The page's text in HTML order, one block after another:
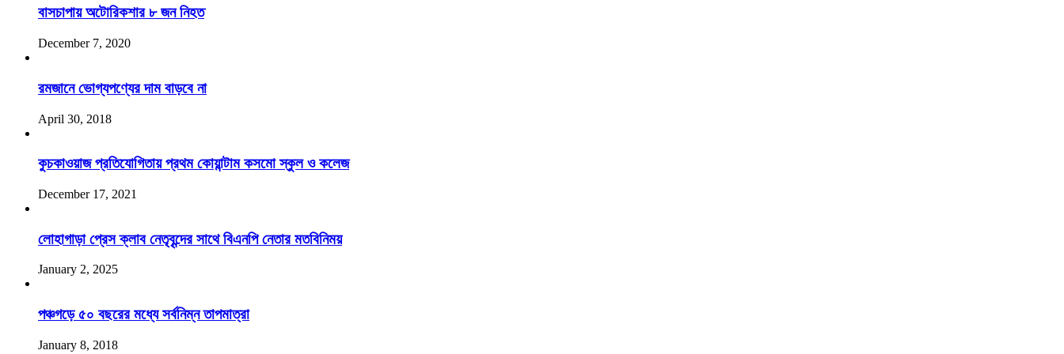
বাসচাপায় অটোরিকশার ৮ জন নিহত
December 7, 2020
রমজানে ভোগ্যপণ্যের দাম বাড়বে না
April 30, 2018
কুচকাওয়াজ প্রতিযোগিতায় প্রথম কোয়ান্টাম কসমো স্কুল ও কলেজ
December 17, 2021
লোহাগাড়া প্রেস ক্লাব নেতৃবৃন্দের সাথে বিএনপি নেতার মতবিনিময়
January 2, 2025
পঞ্চগড়ে ৫০ বছরের মধ্যে সর্বনিম্ন তাপমাত্রা
January 8, 2018